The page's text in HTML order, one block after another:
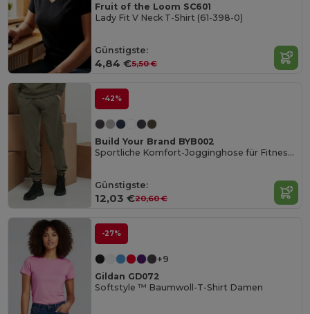
Fruit of the Loom SC601
Lady Fit V Neck T-Shirt (61-398-0)
Günstigste:
4,84 €5,50 €
-42%
Build Your Brand BYB002
Sportliche Komfort-Jogginghose für Fitness und Laufen
Günstigste:
12,03 €20,60 €
-27%
+9
Gildan GD072
Softstyle ™ Baumwoll-T-Shirt Damen